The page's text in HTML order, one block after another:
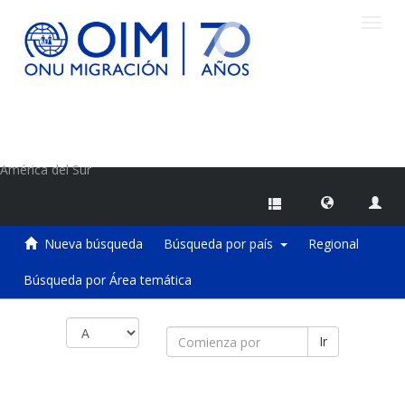
América del Sur
Nueva búsqueda Búsqueda por país Regional
Búsqueda por Área temática
Ir